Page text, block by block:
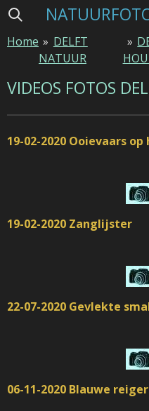
Ga
naar
hoofdinhoud
Home » DELFT
NATUUR
»
VIDEOS FOTOS
19-02-2020 Ooievaars
19-02-2020 Zanglijster
22-07-2020 Gevlekte
06-11-2020 Blauwe